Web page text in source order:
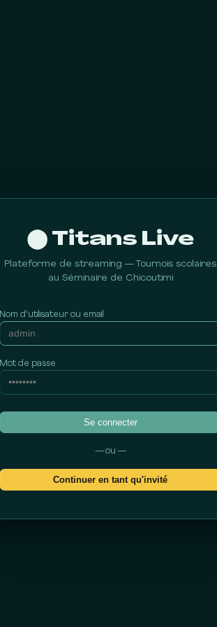
⬤ Titans Live
Plateforme de streaming — Tournois scolaires
au Séminaire de Chicoutimi
Nom d'utilisateur ou email
Mot de passe
Se connecter
— ou —
Continuer en tant qu'invité